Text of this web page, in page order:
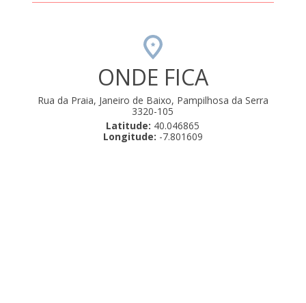
ONDE FICA
Rua da Praia, Janeiro de Baixo, Pampilhosa da Serra
3320-105
Latitude: 40.046865
Longitude: -7.801609